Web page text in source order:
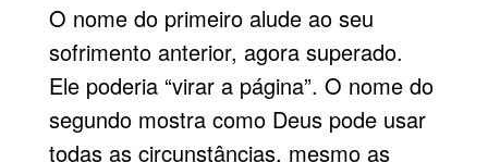
O nome do primeiro alude ao seu
sofrimento anterior, agora superado.
Ele poderia “virar a página”. O nome do
segundo mostra como Deus pode usar
todas as cir­cunstâncias, mesmo as